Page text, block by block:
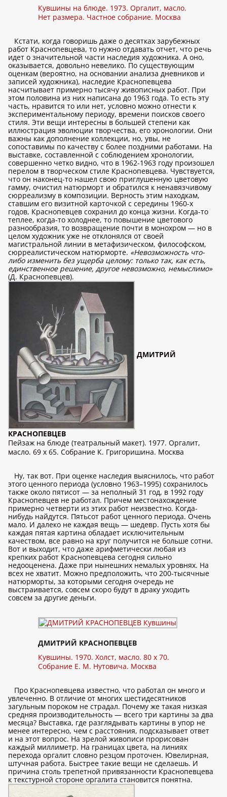
Кувшины на блюде. 1973. Оргалит, масло.
Нет размера. Частное собрание. Москва
Кстати, когда говоришь даже о десятках зарубежных
работ Краснопевцева, то нужно отдавать отчет, что речь
идет о значительной части наследия художника. А оно,
оказывается, довольно невелико. По существующим
оценкам (вероятно, на основании анализа дневников и
записей художника), наследие Краснопевцева
насчитывает примерно тысячу живописных работ. При
этом половина из них написана до 1963 года. То есть эту
часть, нравится то или нет, условно можно отнести к
экспериментальному периоду, времени поисков своего
стиля. Эти вещи интересны в большей степени как
иллюстрация эволюции творчества, его хронологии. Они
важны как дополнение коллекции, но, увы, не
сопоставимы по качеству с более поздними работами. На
выставке, составленной с соблюдением хронологии,
совершенно четко видно, что в 1962-1963 году произошел
перелом в творческом стиле Краснопевцева. Чувствуется,
что он наконец-то нашел свою приглушенную цветовую
гамму, очистил натюрморт и обратился к ненавязчивому
сюрреализму в композиции. Верность этим находкам,
ставшим его визитной карточкой с середины 1960-х
годов, Краснопевцев сохранил до конца жизни. Когда-то
теплее, когда-то холоднее, то повышение цветового
разнообразия, то возвращение почти в монохром — но в
целом художник уже не отклонялся от своей
магистральной линии в метафизическом, философском,
сюрреалистическом натюрморте. «Невозможность что-
либо изменить без ущерба целому: только так, как есть,
единственное решение, другое невозможно, немыслимо»
(Д. Краснопевцев).
ДМИТРИЙ
КРАСНОПЕВЦЕВ
Пейзаж на блюде (театральный макет). 1977. Оргалит,
масло. 69 x 65. Собрание К. Григоришина. Москва
Ну, так вот. При оценке наследия выяснилось, что работ
этого ценного периода (условно 1963–1995) сохранилось
также около пятисот — за неполный 31 год, в 1992 году
Краснопевцев не работал. Причем местонахождение
примерно четверти из этих работ неизвестно. Когда-
нибудь найдутся. Пятьсот работ ценного периода. Очень
мало. И далеко не каждая вещь — шедевр. Пусть хотя бы
каждая пятая картина обладает исключительным
качеством, все равно на круг получится не больше сотни.
Вот и выходит, что даже арифметически любая из
крепких работ Краснопевцева сегодня сильно
недооценена. Даже при нынешних немалых уровнях. На
всех не хватит. Можно предположить, что 200-тысячные
натюрморты, за которыми сегодня очередь не
выстраивается, совсем скоро будут в драку уходить
совсем за другие деньги.
ДМИТРИЙ КРАСНОПЕВЦЕВ
Кувшины. 1970. Холст, масло. 80 x 70.
Собрание Е. М. Нутовича. Москва
Про Краснопевцева известно, что работал он много и
увлеченно. В отличие от многих шестидесятников
загульным пороком не страдал. Почему же такая низкая
средняя производительность — всего три картины за два
месяца? Выставка, где разглядывать картины в упор не
менее интересно, чем с расстояния, подсказывает ответ
и на этот вопрос. На зрелой живописи прорисован
каждый миллиметр. На границах цвета, на линиях
перехода оргалит словно резцом проточен. Ювелирная,
штучная работа. Быстрее такие вещи не сделаешь. И
причина столь трепетной привязанности Краснопевцева
к текстурной стороне оргалита становится понятна.